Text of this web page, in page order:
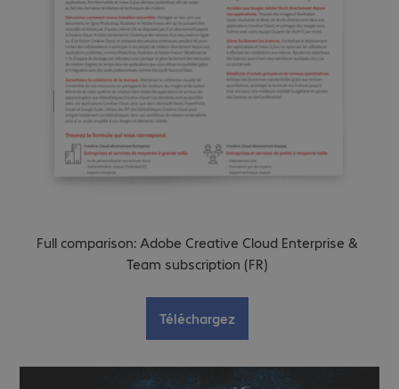
Full comparison: Adobe Creative Cloud Enterprise &
Team subscription (FR)
Téléchargez